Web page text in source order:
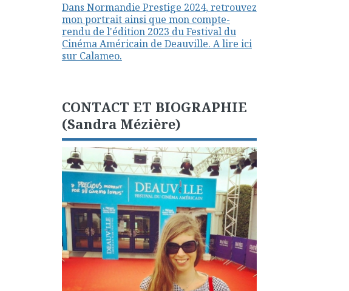
Dans Normandie Prestige 2024, retrouvez
mon portrait ainsi que mon compte-
rendu de l'édition 2023 du Festival du
Cinéma Américain de Deauville. A lire ici
sur Calameo.
CONTACT ET BIOGRAPHIE
(Sandra Mézière)